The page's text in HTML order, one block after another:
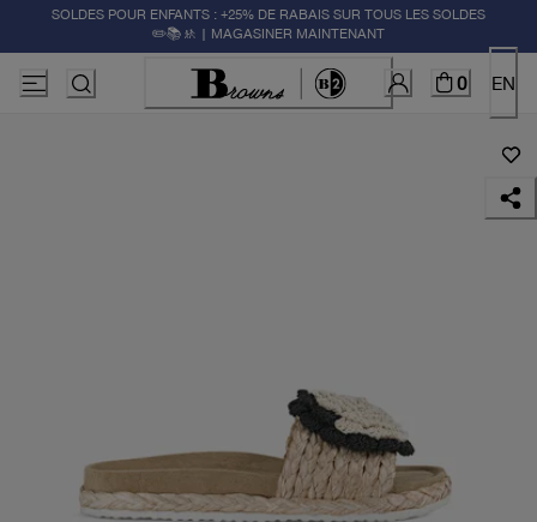
SOLDES POUR ENFANTS : +25% DE RABAIS SUR TOUS LES SOLDES
✏️📚🚸 | MAGASINER MAINTENANT
0 EN